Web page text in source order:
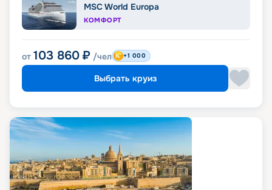
MSC World Europa
КОМФОРТ
от 103 860 ₽ /чел +1 000
Выбрать круиз